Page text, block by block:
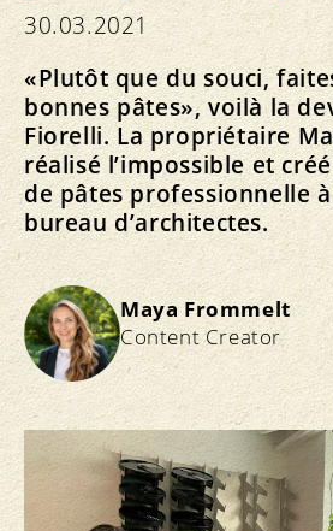
30.03.2021
«Plutôt que du souci,
bonnes pâtes», voilà la
Fiorelli. La propriétaire
réalisé l’impossible et
de pâtes professionnelle
bureau d’architectes.
Maya Frommelt
Content Creator